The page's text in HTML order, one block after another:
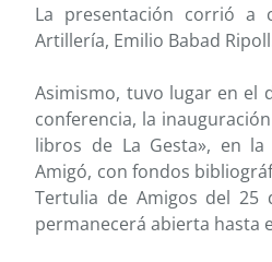
La presentación corrió a
Artillería, Emilio Babad
Asimismo, tuvo lugar en el
conferencia, la
libros de La Gesta», en la
Amigó, con fondos
Tertulia de Amigos del 25
permanecerá abierta hasta